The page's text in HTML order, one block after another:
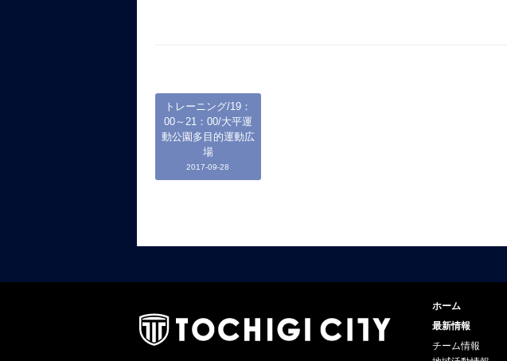
トレーニング/19：
00～21：00/大平運
動公園多目的運動広
場
2017-09-28
ホーム
最新情報
チーム情報